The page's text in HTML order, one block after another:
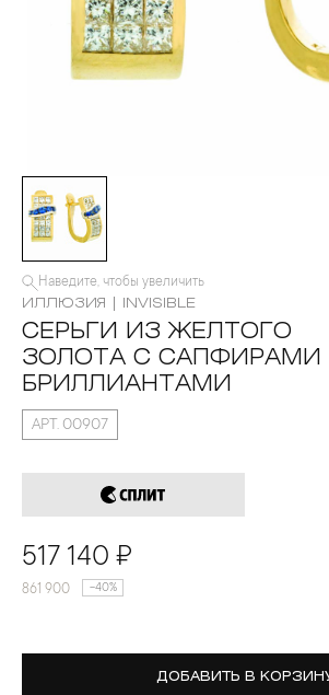
Наведите, чтобы увеличить
ИЛЛЮЗИЯ | INVISIBLE
СЕРЬГИ ИЗ ЖЕЛТОГО
ЗОЛОТА С САПФИРАМИ
БРИЛЛИАНТАМИ
АРТ. 00907
517 140 ₽
861 900 -40%
ДОБАВИТЬ В